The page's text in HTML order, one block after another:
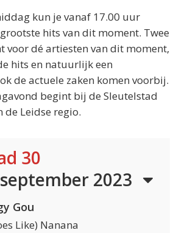
kun je vanaf 17.00 uur
hits van dit moment. Twee
voor dé artiesten van dit moment,
hits en natuurlijk een
de actuele zaken komen voorbij.
begint bij de Sleutelstad
de Leidse regio.
30
2023
Gou
Like) Nanana